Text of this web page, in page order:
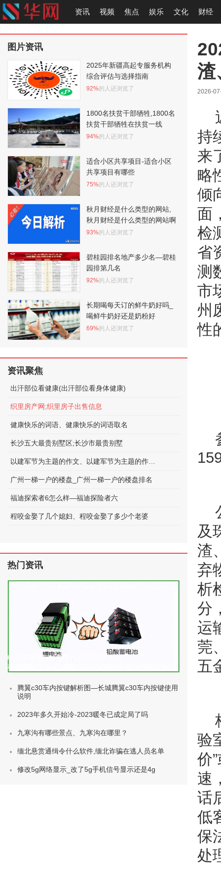
资讯 视频 焦点 娱乐 文化 财经
渣
2026-
持
来
略
倾
面
检
省
测
市
州
性
及
渣
弃
析
分
运
莞
五
验
价
速
话
低
保
处
图片资讯
2025年新疆高起专服务机构
综合评估与选择指南
92%的人还浏览了
1800名扶贫干部牺牲,1800名
扶贫干部牺牲在扶贫一线
94%的人还浏览了
适合小区共享项目-适合小区
共享项目有哪些
75%的人还浏览了
秋月财经是什么类型的网站,
秋月财经是什么类型的网站啊
93%的人还浏览了
碧桂园排名地产多少名—碧桂
园排第几名
92%的人还浏览了
长期喝每天订的鲜牛奶好吗_
喝鲜牛奶好还是奶粉好
69%的人还浏览了
资讯聚焦
出汗部位看健康(出汗部位看身体健康)
织里房产网;织里房子出售信息
健康快乐的词语、健康快乐的词语取名
长沙五大最贵别墅区;长沙市最贵别墅
广州一梯一户的楼盘_广州一梯一户的楼盘排名
福迪探索者6怎么样—福迪探险者六
程咬金娶了几个媳妇、程咬金娶了多少个老婆
热门资讯
电动车电池的种类及标准(电动车 电池
种类)
腾翼c30车内按键解析图—长城腾翼c30车内按键使用
说明
2023年多久开始冷-2023暖冬已成定局了吗
九寒沟有哪些景点、九寒沟在哪里？
缅北悬赏通缉令什么软件,缅北诈骗在逃人员名单
修改5g网络显示_改了5g手机信号显示还是4g